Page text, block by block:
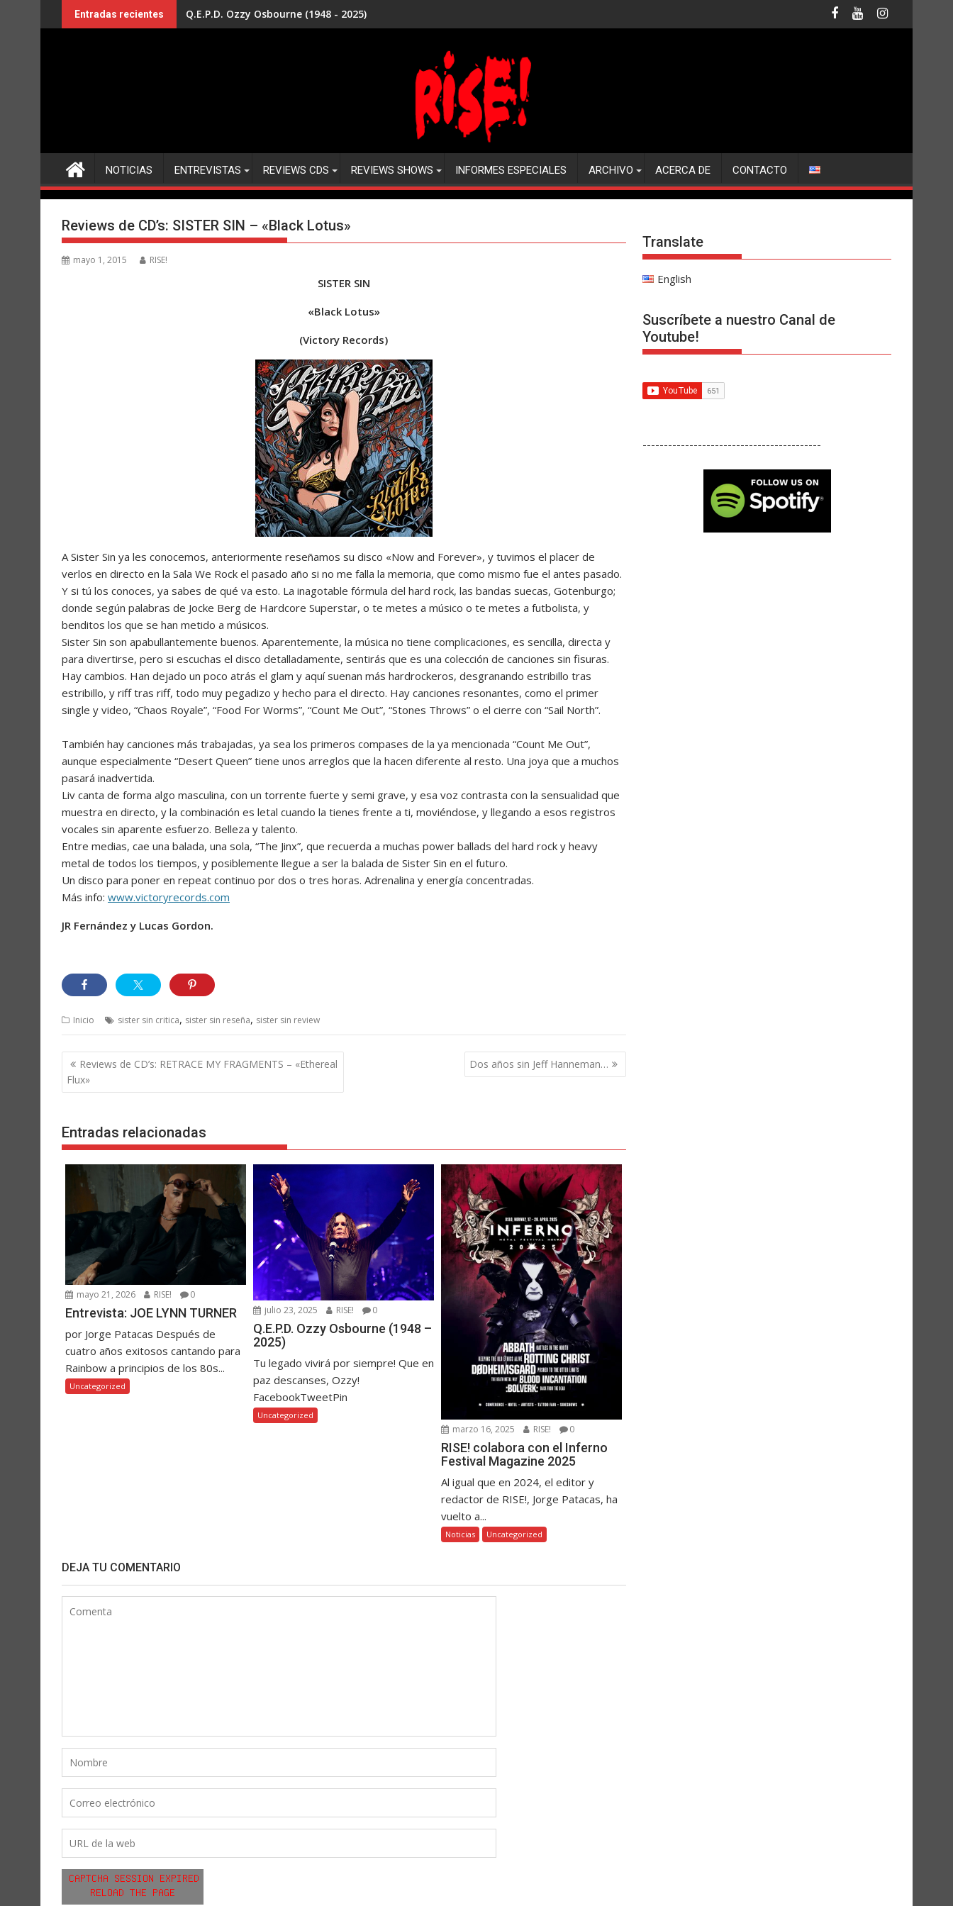
al
Entradas recientes Q.E.P.D. Ozzy Osbourne (1948 - 2025)
NOTICIAS ENTREVISTAS REVIEWS CDS REVIEWS SHOWS INFORMES ESPECIALES ARCHIVO ACERCA DE CONTACTO
Reviews de CD’s: SISTER SIN – «Black Lotus»
mayo 1, 2015 RISE!
SISTER SIN
«Black Lotus»
(Victory Records)
A Sister Sin ya les conocemos, anteriormente reseñamos su disco «Now and Forever», y tuvimos el placer de
verlos en directo en la Sala We Rock el pasado año si no me falla la memoria, que como mismo fue el antes pasado.
Y si tú los conoces, ya sabes de qué va esto. La inagotable fórmula del hard rock, las bandas suecas, Gotenburgo;
donde según palabras de Jocke Berg de Hardcore Superstar, o te metes a músico o te metes a futbolista, y
benditos los que se han metido a músicos.
Sister Sin son apabullantemente buenos. Aparentemente, la música no tiene complicaciones, es sencilla, directa y
para divertirse, pero si escuchas el disco detalladamente, sentirás que es una colección de canciones sin fisuras.
Hay cambios. Han dejado un poco atrás el glam y aquí suenan más hardrockeros, desgranando estribillo tras
estribillo, y riff tras riff, todo muy pegadizo y hecho para el directo. Hay canciones resonantes, como el primer
single y video, “Chaos Royale”, “Food For Worms”, “Count Me Out”, “Stones Throws” o el cierre con “Sail North”.
También hay canciones más trabajadas, ya sea los primeros compases de la ya mencionada “Count Me Out”,
aunque especialmente “Desert Queen” tiene unos arreglos que la hacen diferente al resto. Una joya que a muchos
pasará inadvertida.
Liv canta de forma algo masculina, con un torrente fuerte y semi grave, y esa voz contrasta con la sensualidad que
muestra en directo, y la combinación es letal cuando la tienes frente a ti, moviéndose, y llegando a esos registros
vocales sin aparente esfuerzo. Belleza y talento.
Entre medias, cae una balada, una sola, “The Jinx”, que recuerda a muchas power ballads del hard rock y heavy
metal de todos los tiempos, y posiblemente llegue a ser la balada de Sister Sin en el futuro.
Un disco para poner en repeat continuo por dos o tres horas. Adrenalina y energía concentradas.
Más info: www.victoryrecords.com
JR Fernández y Lucas Gordon.
Inicio sister sin critica, sister sin reseña, sister sin review
Navegación
de
entradas
Reviews de CD’s: RETRACE MY FRAGMENTS – «Ethereal
Flux»
Dos años sin Jeff Hanneman…
Entradas relacionadas
mayo 21, 2026 RISE! 0
Entrevista: JOE LYNN TURNER
por Jorge Patacas Después de
cuatro años exitosos cantando para
Rainbow a principios de los 80s...
Uncategorized
julio 23, 2025 RISE! 0
Q.E.P.D. Ozzy Osbourne (1948 –
2025)
Tu legado vivirá por siempre! Que en
paz descanses, Ozzy!
FacebookTweetPin
Uncategorized
marzo 16, 2025 RISE! 0
RISE! colabora con el Inferno
Festival Magazine 2025
Al igual que en 2024, el editor y
redactor de RISE!, Jorge Patacas, ha
vuelto a...
Noticias Uncategorized
DEJA TU COMENTARIO
Translate
English
Suscríbete a nuestro Canal de
Youtube!
------------------------------------------